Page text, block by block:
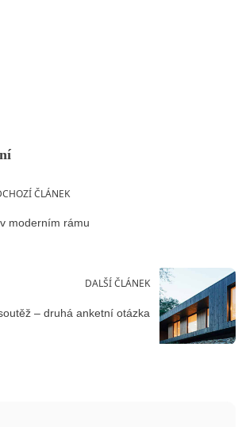
ČLÁNEK
moderním rámu
DALŠÍ ČLÁNEK
– druhá anketní otázka